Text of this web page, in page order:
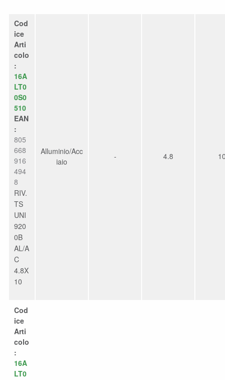
Cod
ice
Arti
colo
:
16A
LT0
0S0
510
EAN
:
805
668
916
494
8
RIV.
TS
UNI
920
0B
AL/A
C
4.8X
10
Alluminio/Acc
iaio
- 4.8
Cod
ice
Arti
colo
:
16A
LT0